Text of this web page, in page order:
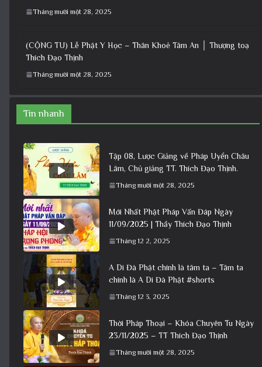
Tháng mười một 28, 2025
(CỘNG TU) Lễ Phật Y Học – Thân Khoẻ Tâm An │ Thượng toạ
Thích Đạo Thịnh
Tháng mười một 28, 2025
Tin nhanh
Tập 08, Lược Giảng về Pháp Uyển Châu
Lâm, Chủ giảng TT. Thích Đạo Thịnh.
Tháng mười một 28, 2025
Mới Nhất Phật Pháp Vấn Đáp Ngày
11/09/2025 | Thầy Thích Đạo Thịnh
Tháng 12 2, 2025
A Di Đà Phật chính là tâm ta – Tâm ta
chính là A Di Đà Phật #shorts
Tháng 12 3, 2025
Thời Pháp Thoại – Khóa Chuyên Tu Ngày
23/11/2025 – TT Thích Đạo Thịnh
Tháng mười một 28, 2025